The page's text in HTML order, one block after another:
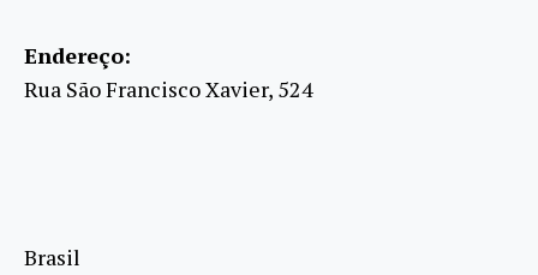
Endereço:
Rua São Francisco Xavier, 524
Brasil